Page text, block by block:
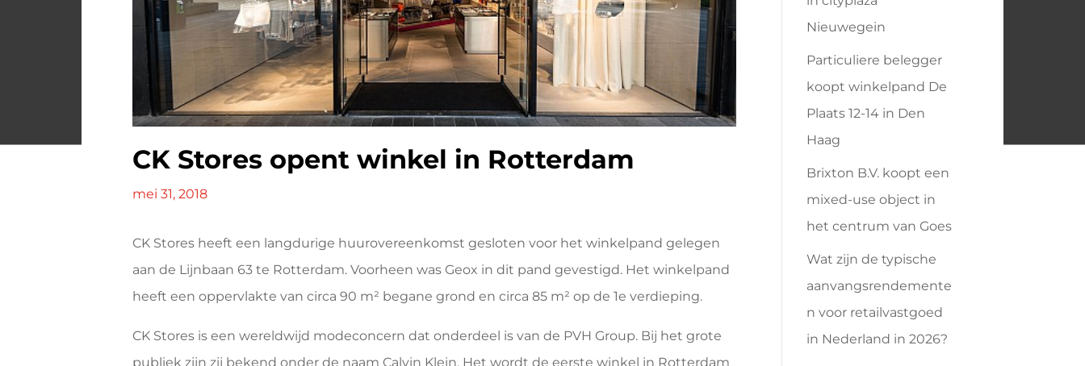
CK Stores opent winkel in Rotterdam
mei 31, 2018
CK Stores heeft een langdurige huurovereenkomst gesloten voor het winkelpand gelegen
aan de Lijnbaan 63 te Rotterdam. Voorheen was Geox in dit pand gevestigd. Het winkelpand
heeft een oppervlakte van circa 90 m² begane grond en circa 85 m² op de 1e verdieping.
CK Stores is een wereldwijd modeconcern dat onderdeel is van de PVH Group. Bij het grote
publiek zijn zij bekend onder de naam Calvin Klein. Het wordt de eerste winkel in Rotterdam
Nieuwegein
Particuliere belegger
koopt winkelpand De
Plaats 12-14 in Den
Haag
Brixton B.V. koopt een
mixed-use object in
het centrum van Goes
Wat zijn de typische
aanvangsrendemente
n voor retailvastgoed
in Nederland in 2026?